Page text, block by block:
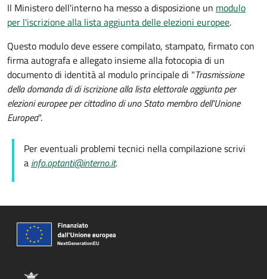
Il Ministero dell'interno ha messo a disposizione un modulo
per l'iscrizione alla lista aggiunta delle elezioni europee.
Questo modulo deve essere compilato, stampato, firmato con
firma autografa e allegato insieme alla fotocopia di un
documento di identità al modulo principale di "Trasmissione
della domanda didi iscrizione alla lista elettorale aggiunta per
elezioni europee per cittadino di uno Stato membro dell'Unione
Europea".
Per eventuali problemi tecnici nella compilazione scrivi
a info.optanti@interno.it.